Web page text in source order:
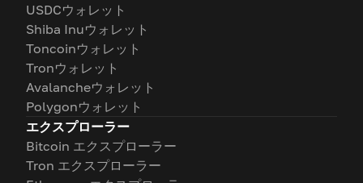
USDCウォレット
Shiba Inuウォレット
Toncoinウォレット
Tronウォレット
Avalancheウォレット
Polygonウォレット
エクスプローラー
Bitcoin エクスプローラー
Tron エクスプローラー